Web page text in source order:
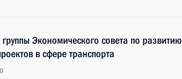
Экономического совета по развитию
в сфере транспорта